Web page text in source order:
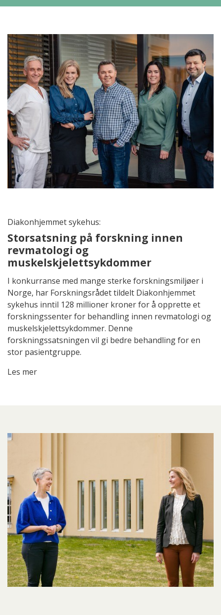
Diakonhjemmet sykehus:
Storsatsning på forskning innen
revmatologi og
muskelskjelettsykdommer
I konkurranse med mange sterke forskningsmiljøer i
Norge, har Forskningsrådet tildelt Diakonhjemmet
sykehus inntil 128 millioner kroner for å opprette et
forskningssenter for behandling innen revmatologi og
muskelskjelettsykdommer. Denne
forskningssatsningen vil gi bedre behandling for en
stor pasientgruppe.
Les mer